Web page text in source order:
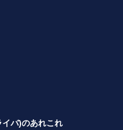
バ)のあれこれ